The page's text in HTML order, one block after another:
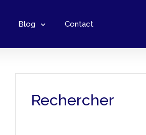
Blog Contact
Rechercher